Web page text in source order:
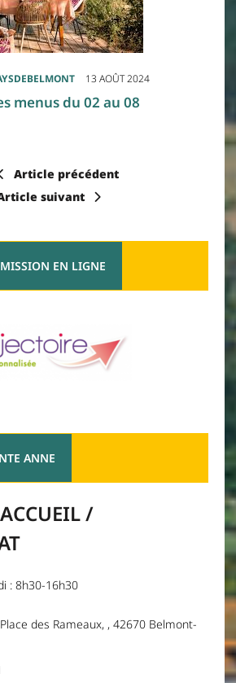
13 AOÛT 2024
menus du 02 au 08
Article précédent
suivant
EN LIGNE
ANNE
/
: 8h30-16h30
des Rameaux, , 42670 Belmont-